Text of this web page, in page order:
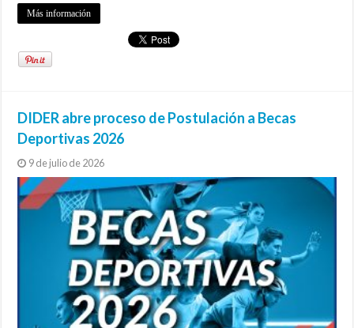
Más información
DIDER abre proceso de Postulación a Becas
Deportivas 2026
9 de julio de 2026